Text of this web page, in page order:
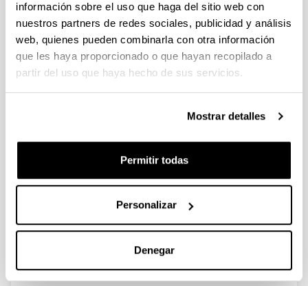
información sobre el uso que haga del sitio web con
nuestros partners de redes sociales, publicidad y análisis
web, quienes pueden combinarla con otra información
que les haya proporcionado o que hayan recopilado a
partir del uso que haya hecho de sus servicios.
Mostrar detalles
Permitir todas
Personalizar
Denegar
La construcción del nuevo hospital
en Basurto y su inserción urbana en
Bilbao
Autoría:
Libro:
Hospital de Bilbao y transición sanitaria. Enfermedad y
Sangroniz, K. (eds.)
Página de inicio - Página de fin:
Bilbao, Fundación Bilbao Bizkaia Kutxa / Hospital de
Basurto